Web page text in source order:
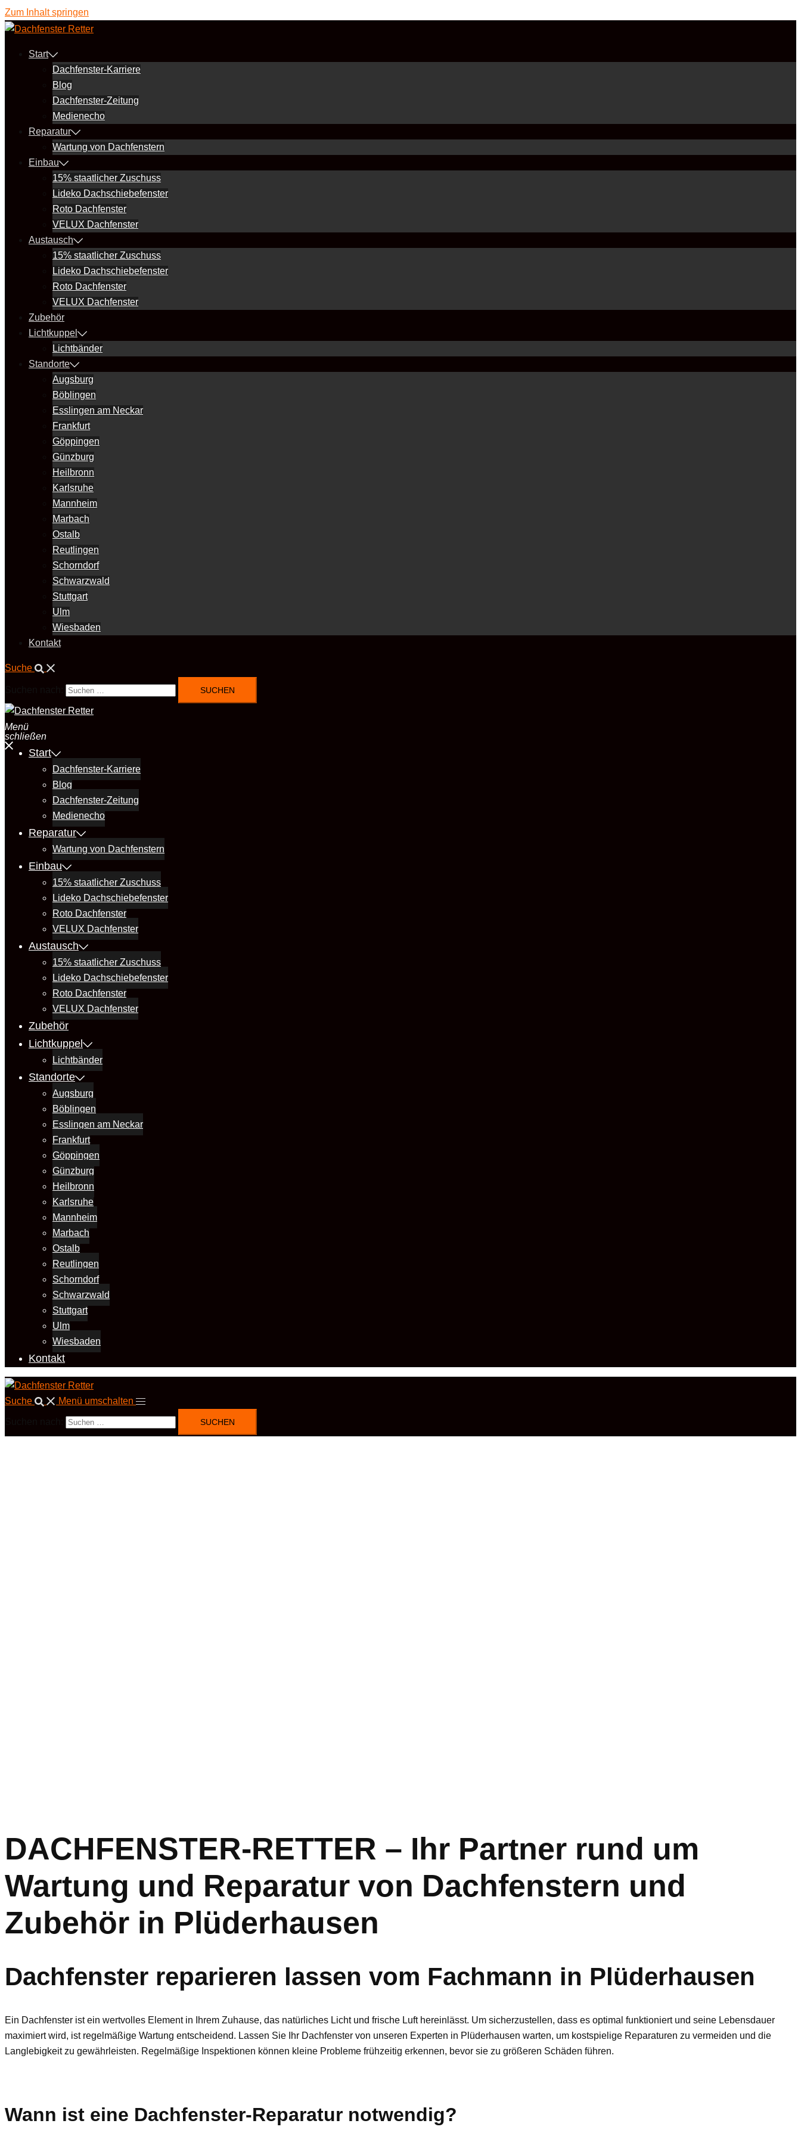
Zum Inhalt springen
Start
Dachfenster-Karriere
Blog
Dachfenster-Zeitung
Medienecho
Reparatur
Wartung von Dachfenstern
Einbau
15% staatlicher Zuschuss
Lideko Dachschiebefenster
Roto Dachfenster
VELUX Dachfenster
Austausch
15% staatlicher Zuschuss
Lideko Dachschiebefenster
Roto Dachfenster
VELUX Dachfenster
Zubehör
Lichtkuppel
Lichtbänder
Standorte
Augsburg
Böblingen
Esslingen am Neckar
Frankfurt
Göppingen
Günzburg
Heilbronn
Karlsruhe
Mannheim
Marbach
Ostalb
Reutlingen
Schorndorf
Schwarzwald
Stuttgart
Ulm
Wiesbaden
Kontakt
Suche
Menü
schließen
Start
Dachfenster-Karriere
Blog
Dachfenster-Zeitung
Medienecho
Reparatur
Wartung von Dachfenstern
Einbau
15% staatlicher Zuschuss
Lideko Dachschiebefenster
Roto Dachfenster
VELUX Dachfenster
Austausch
15% staatlicher Zuschuss
Lideko Dachschiebefenster
Roto Dachfenster
VELUX Dachfenster
Zubehör
Lichtkuppel
Lichtbänder
Standorte
Augsburg
Böblingen
Esslingen am Neckar
Frankfurt
Göppingen
Günzburg
Heilbronn
Karlsruhe
Mannheim
Marbach
Ostalb
Reutlingen
Schorndorf
Schwarzwald
Stuttgart
Ulm
Wiesbaden
Kontakt
Suche Menü umschalten
DACHFENSTER-RETTER – Ihr Partner rund um
Wartung und Reparatur von Dachfenstern und
Zubehör in Plüderhausen
Dachfenster reparieren lassen vom Fachmann in Plüderhausen
Ein Dachfenster ist ein wertvolles Element in Ihrem Zuhause, das natürliches Licht und frische Luft hereinlässt. Um sicherzustellen, dass es optimal funktioniert und seine Lebensdauer
maximiert wird, ist regelmäßige Wartung entscheidend. Lassen Sie Ihr Dachfenster von unseren Experten in Plüderhausen warten, um kostspielige Reparaturen zu vermeiden und die
Langlebigkeit zu gewährleisten. Regelmäßige Inspektionen können kleine Probleme frühzeitig erkennen, bevor sie zu größeren Schäden führen.
Wann ist eine Dachfenster-Reparatur notwendig?